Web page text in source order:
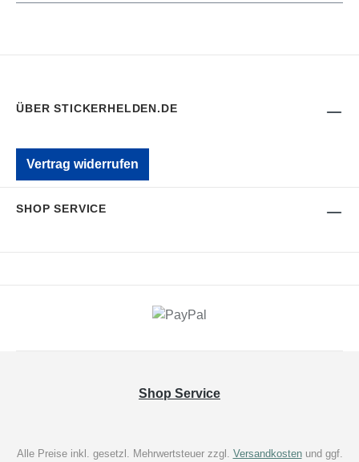
ÜBER STICKERHELDEN.DE
Vertrag widerrufen
SHOP SERVICE
Shop Service
Alle Preise inkl. gesetzl. Mehrwertsteuer zzgl. Versandkostenund ggf.